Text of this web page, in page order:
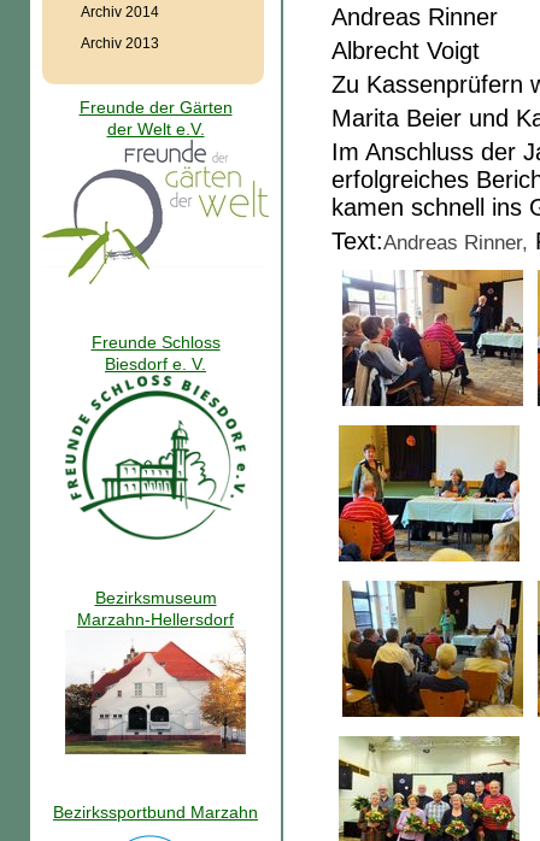
Andreas Rinner
Albrecht Voigt
Zu Kassenprüfern
Marita Beier und
Im Anschluss der
erfolgreiches
kamen schnell ins
Text:Andreas Rinner,
Archiv 2014
Archiv 2013
Freunde der Gärten
der Welt e.V.
Freunde Schloss
Biesdorf e. V.
Bezirksmuseum
Marzahn-Hellersdorf
Bezirkssportbund Marzahn